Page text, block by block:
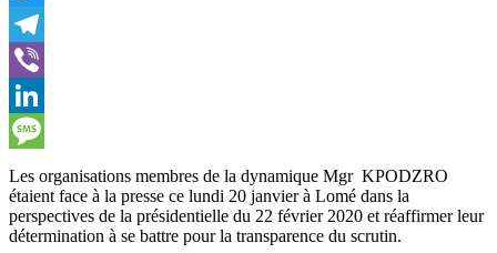
Twitter
Telegram
Viber
LinkedIn
Message
Les organisations membres de la dynamique Mgr KPODZRO
étaient face à la presse ce lundi 20 janvier à Lomé dans la
perspectives de la présidentielle du 22 février 2020 et réaffirmer leur
détermination à se battre pour la transparence du scrutin.